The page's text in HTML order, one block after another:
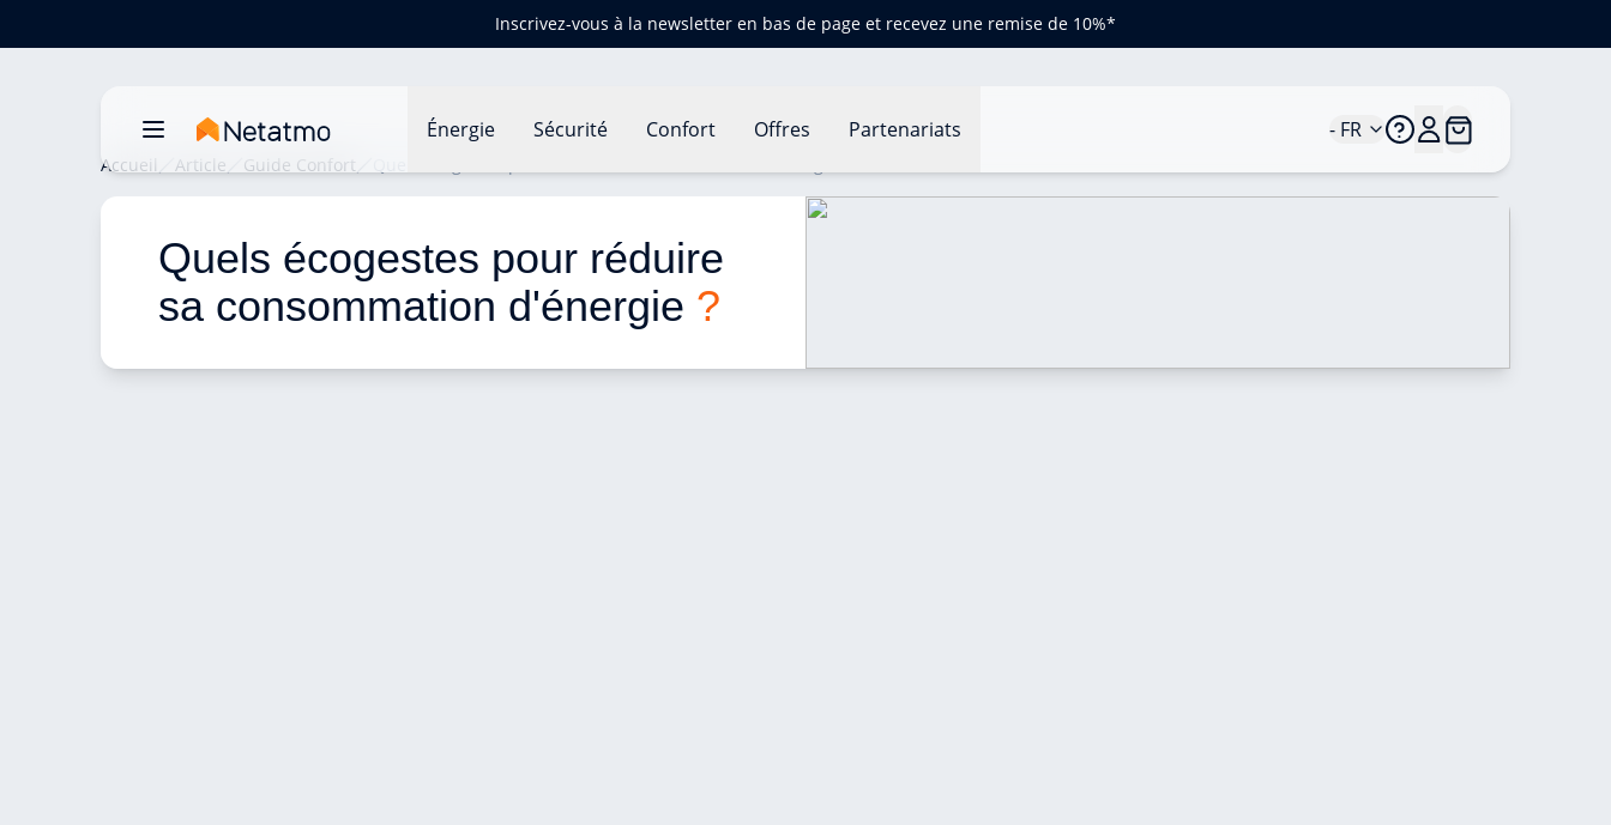
Inscrivez-vous à la newsletter en bas de page et recevez une remise de 10%*
Énergie Sécurité Confort Offres Partenariats - FR
Accueil Article Guide Confort
Quels écogestes pour réduire
sa consommation d'énergie ?